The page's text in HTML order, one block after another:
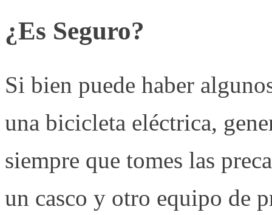
¿Es Seguro?
Si bien puede haber
una bicicleta eléctrica,
siempre que tomes las
un casco y otro equipo de